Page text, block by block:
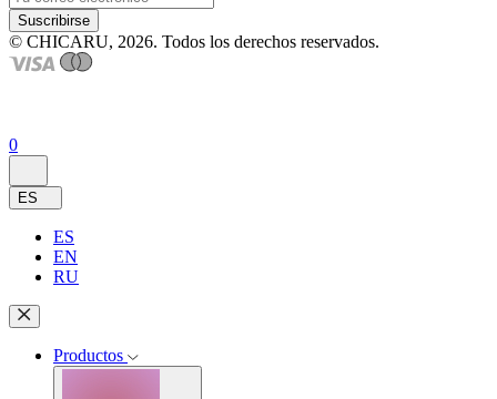
Suscribirse
© CHICARU, 2026. Todos los derechos reservados.
0
ES
ES
EN
RU
Productos